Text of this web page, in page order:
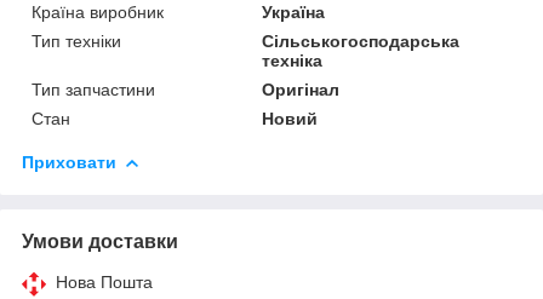
Країна виробник
Україна
Тип техніки
Сільськогосподарська
техніка
Тип запчастини
Оригінал
Стан
Новий
Приховати
Умови доставки
Нова Пошта